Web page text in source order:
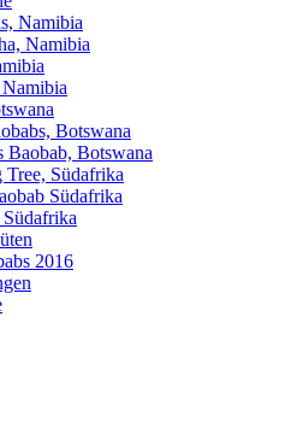
Namibia
Namibia
Botswana
Baobab, Botswana
Tree, Südafrika
Südafrika
2016